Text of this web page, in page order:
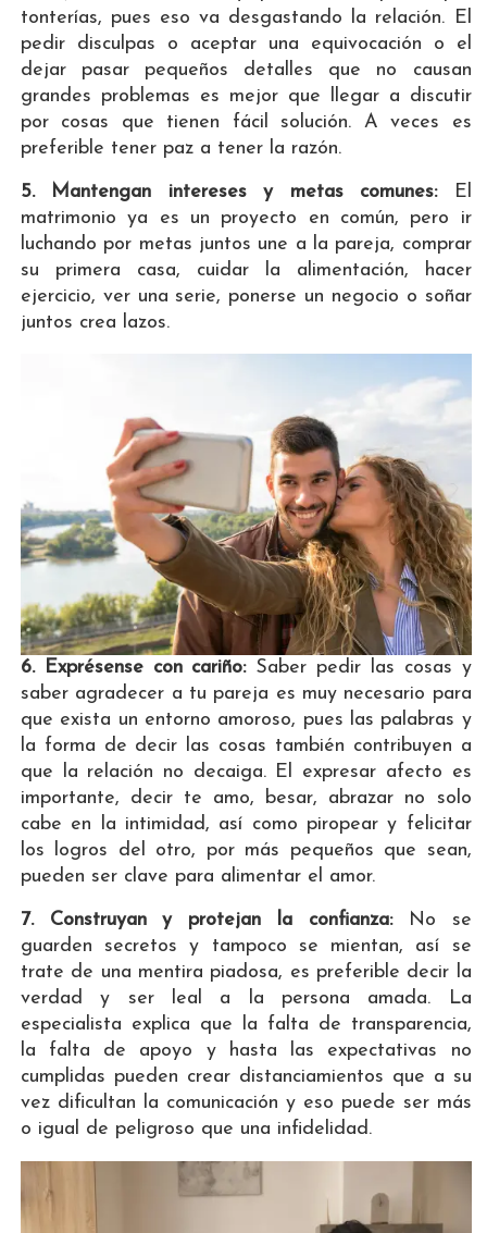
tonterías, pues eso va desgastando la relación. El
pedir disculpas o aceptar una equivocación o el
dejar pasar pequeños detalles que no causan
grandes problemas es mejor que llegar a discutir
por cosas que tienen fácil solución. A veces es
preferible tener paz a tener la razón.
5. Mantengan intereses y metas comunes:El
matrimonio ya es un proyecto en común, pero ir
luchando por metas juntos une a la pareja, comprar
su primera casa, cuidar la alimentación, hacer
ejercicio, ver una serie, ponerse un negocio o soñar
juntos crea lazos.
6. Exprésense con cariño:Saber pedir las cosas y
saber agradecer a tu pareja es muy necesario para
que exista un entorno amoroso, pues las palabras y
la forma de decir las cosas también contribuyen a
que la relación no decaiga. El expresar afecto es
importante, decir te amo, besar, abrazar no solo
cabe en la intimidad, así como piropear y felicitar
los logros del otro, por más pequeños que sean,
pueden ser clave para alimentar el amor.
7. Construyan y protejan la confianza:No se
guarden secretos y tampoco se mientan, así se
trate de una mentira piadosa, es preferible decir la
verdad y ser leal a la persona amada. La
especialista explica que la falta de transparencia,
la falta de apoyo y hasta las expectativas no
cumplidas pueden crear distanciamientos que a su
vez dificultan la comunicación y eso puede ser más
o igual de peligroso que una infidelidad.